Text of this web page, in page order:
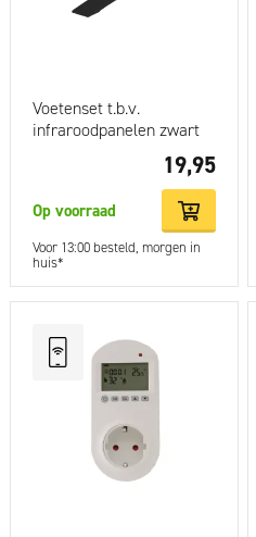
Voetenset t.b.v.
infraroodpanelen zwart
19,95
Op voorraad
Voor 13:00 besteld, morgen in
huis*